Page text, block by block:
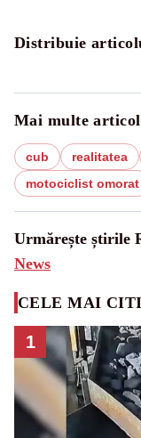
Distribuie
Mai multe
cub realitatea
motociclist omorat
Urmărește știrile
News
CELE MAI
1